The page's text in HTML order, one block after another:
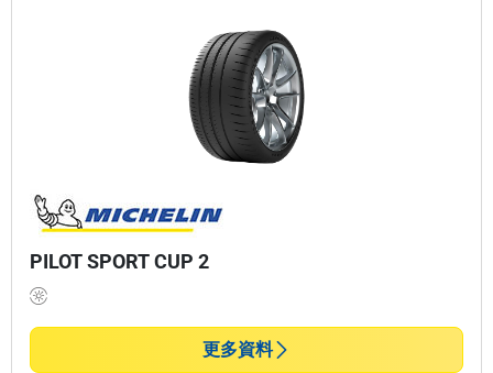
PILOT SPORT CUP 2
更多資料